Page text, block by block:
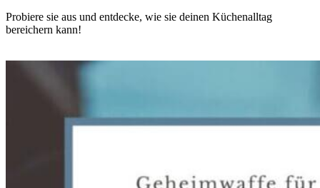
Probiere sie aus und entdecke, wie sie deinen Küchenalltag
bereichern kann!